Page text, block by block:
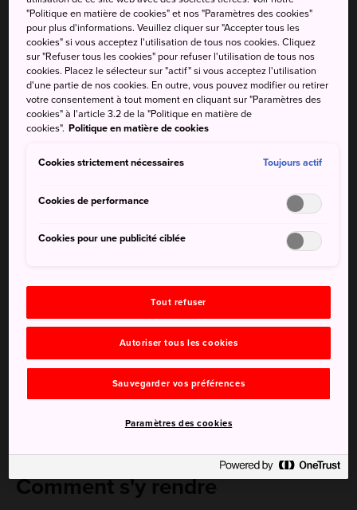
trappistes
Au milieu des terres agricoles et de la forêt à l'extrémité
ouest de la baie de Hakodate, les moines du monastère
trappiste de Tobetsu ont un style de vie autarcique, basé
sur la prière et la contemplation.
ne peuvent avoir qu'un bref aperçu de la vie monastique,
même le détour.
Anecdotes
Les trappistes forment un ordre religieux contemplatif
catholique romain, officiellement connu sous le nom
d'« Ordre cistercien de la Stricte Observance »
Tobetsu, l'un des deux monastères et des cinq couvents
Les moines commencent leur journée à 3 h 30 et se
Comment s'y rendre
"Politique en matière de cookies" et nos "Paramètres des cookies"
pour plus d'informations. Veuillez cliquer sur "Accepter tous les
cookies" si vous acceptez l'utilisation de tous nos cookies. Cliquez
sur "Refuser tous les cookies" pour refuser l'utilisation de tous nos
cookies. Placez le sélecteur sur "actif" si vous acceptez l'utilisation
d'une partie de nos cookies. En outre, vous pouvez modifier ou retirer
votre consentement à tout moment en cliquant sur "Paramètres des
cookies" à l'article 3.2 de la "Politique en matière de
cookies". Politique en matière de cookies
Cookies strictement nécessaires Toujours actif
Cookies de performance
Cookies pour une publicité ciblée
Tout refuser
Autoriser tous les cookies
Sauvegarder vos préférences
Paramètres des cookies